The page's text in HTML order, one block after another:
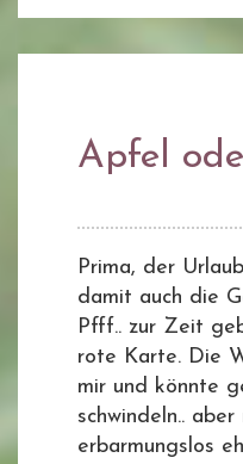
Apfel
Prima, der
damit auch die
Pfff.. zur Zeit
rote Karte. Die
mir und könnte
schwindeln..
erbarmungslos